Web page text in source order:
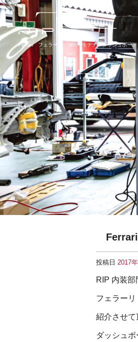
Ferrari フェラーリ 360 モデナ ダッシュボード
投稿日 2017
RIP 内装
フェラー
紹介させて
ダッシュ